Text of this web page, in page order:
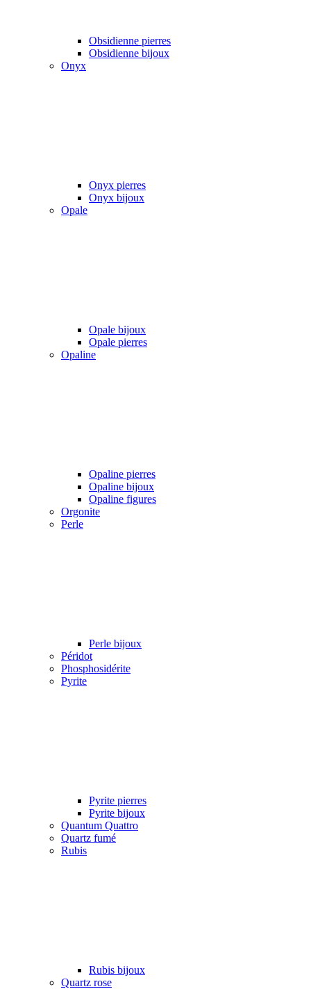
Obsidienne pierres
Obsidienne bijoux
Onyx
Onyx pierres
Onyx bijoux
Opale
Opale bijoux
Opale pierres
Opaline
Opaline pierres
Opaline bijoux
Opaline figures
Orgonite
Perle
Perle bijoux
Péridot
Phosphosidérite
Pyrite
Pyrite pierres
Pyrite bijoux
Quantum Quattro
Quartz fumé
Rubis
Rubis bijoux
Quartz rose